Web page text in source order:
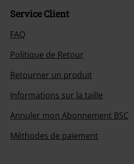
Service Client
FAQ
Politique de Retour
Retourner un produit
Informations sur la taille
Annuler mon Abonnement BSC
Méthodes de paiement